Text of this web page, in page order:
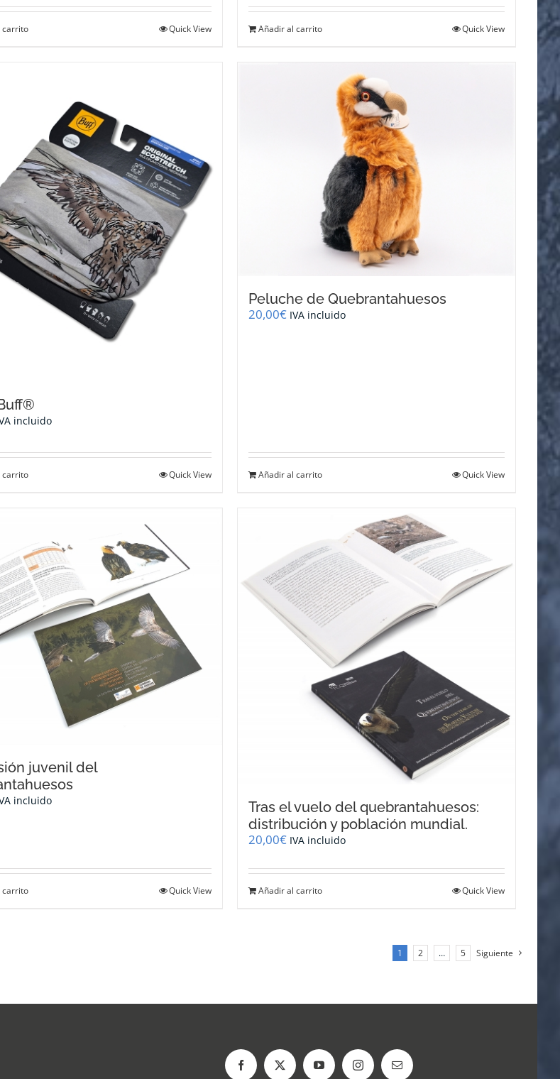
carrito Quick View Añadir al carrito Quick View
incluido
carrito Quick View
Peluche de Quebrantahuesos
20,00€ IVA incluido
Añadir al carrito Quick View
juvenil del
incluido
carrito Quick View
Tras el vuelo del quebrantahuesos:
distribución y población mundial.
20,00€ IVA incluido
Añadir al carrito Quick View
1 2 … 5 Siguiente